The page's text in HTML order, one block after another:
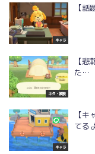
キャラ
【
ネタ・雑談
【
た…
キャラ
【
てる